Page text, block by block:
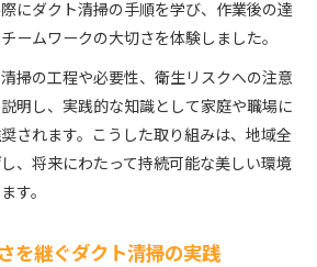
にダクト清掃の手順を学び、作業後の達
ームワークの大切さを体験しました。
掃の工程や必要性、衛生リスクへの注意
明し、実践的な知識として家庭や職場に
されます。こうした取り組みは、地域全
、将来にわたって持続可能な美しい環境
す。
を継ぐダクト清掃の実践